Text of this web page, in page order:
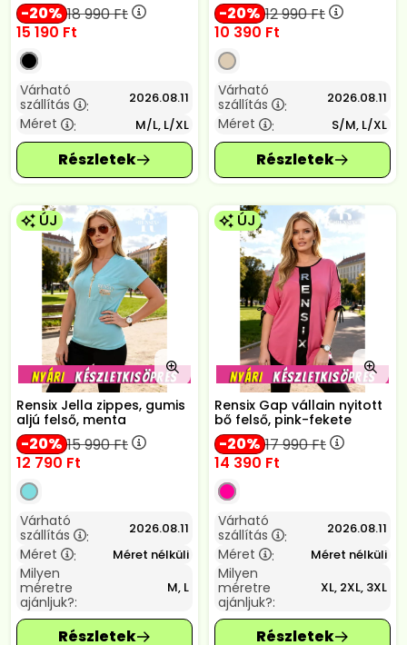
20 18 990Ft
15 190 Ft
Várható
szállítás
: 2026.08.11
Méret : M/L, L/XL
20 12 990Ft
10 390 Ft
Várható
szállítás
: 2026.08.11
Méret : S/M, L/XL
ÚJ
Rensix Jella zippes, gumis
aljú felső, menta
20 15 990Ft
12 790 Ft
Várható
szállítás
: 2026.08.11
Méret : Méret nélküli
Milyen
méretre
ajánljuk?:
M, L
ÚJ
Rensix Gap vállain nyitott
bő felső, pink-fekete
20 17 990Ft
14 390 Ft
Várható
szállítás
: 2026.08.11
Méret : Méret nélküli
Milyen
méretre
ajánljuk?:
XL, 2XL, 3XL